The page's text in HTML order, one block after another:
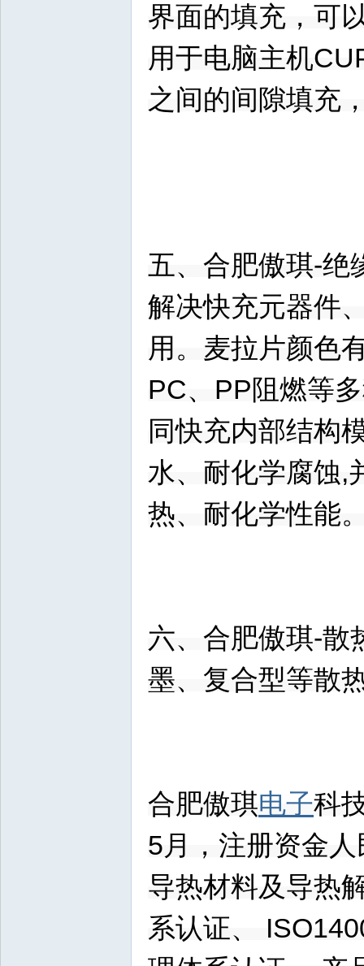
界面的填充，可
用于电脑主机
之间的间隙填充
五、合肥傲琪-绝
解决快充元器件
用。麦拉片颜色
PC、PP阻燃等
同快充内部结构
水、耐化学腐蚀,
热、耐化学性能
六、合肥傲琪-散
墨、复合型等散
合肥傲琪电子科
5月，注册资金
导热材料及导热
系认证、